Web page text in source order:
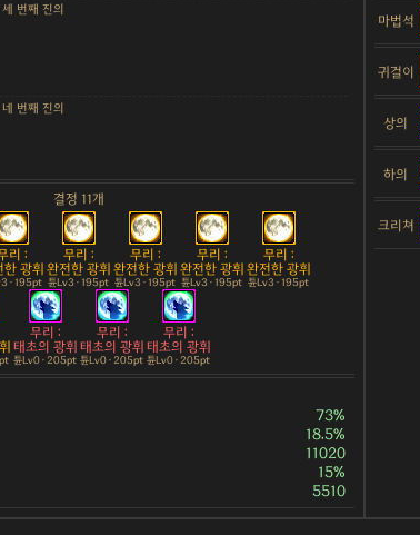
번째 진의
번째 진의
결정 11개
리 :
한 광휘
· 195pt
무리 :
완전한 광휘
튠Lv3 · 195pt
무리 :
완전한 광휘
튠Lv3 · 195pt
무리 :
완전한 광휘
튠Lv3 · 195pt
무리 :
완전한 광휘
튠Lv3 · 195pt
무리 :
태초의 광휘
튠Lv0 · 205pt
무리 :
태초의 광휘
튠Lv0 · 205pt
무리 :
태초의 광휘
튠Lv0 · 205pt
73%
18.5%
11020
15%
5510
마법석
귀걸이
상의
하의
크리쳐